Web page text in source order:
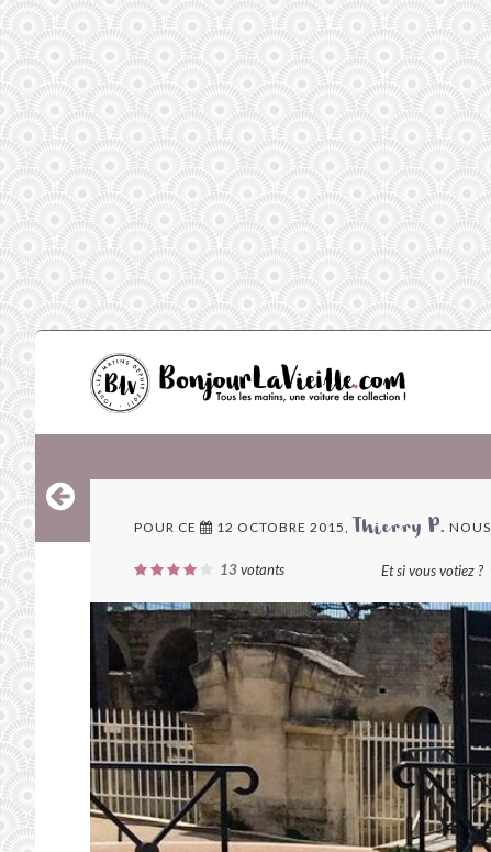
POUR CE 12 OCTOBRE 2015, Thierry P.
13votants Et si vous votiez ?